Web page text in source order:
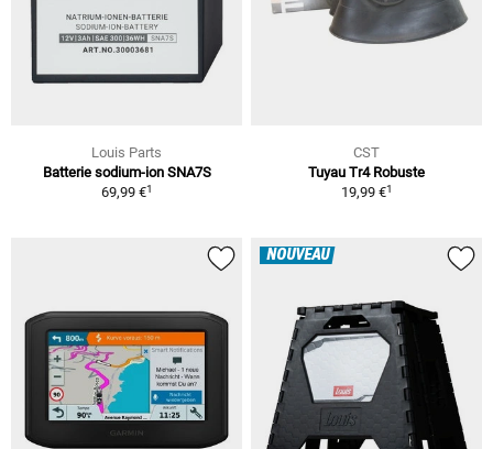
Louis Parts
Batterie sodium-ion SNA7S
69,99 €1
CST
Tuyau Tr4 Robuste
19,99 €1
NOUVEAU